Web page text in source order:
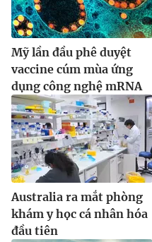
Mỹ lần đầu phê duyệt
vaccine cúm mùa ứng
dụng công nghệ mRNA
Australia ra mắt phòng
khám y học cá nhân hóa
đầu tiên